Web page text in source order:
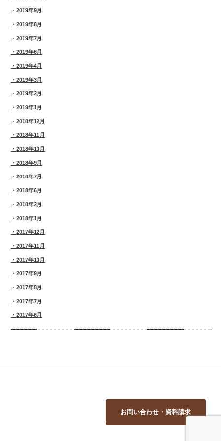
2019年9月
2019年8月
2019年7月
2019年6月
2019年4月
2019年3月
2019年2月
2019年1月
2018年12月
2018年11月
2018年10月
2018年9月
2018年7月
2018年6月
2018年2月
2018年1月
2017年12月
2017年11月
2017年10月
2017年9月
2017年8月
2017年7月
2017年6月
お問い合わせ・資料請求